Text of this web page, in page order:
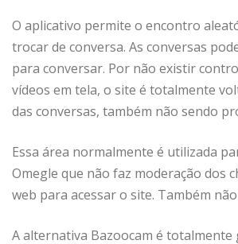
O aplicativo permite o encontro
trocar de conversa. As conversas
para conversar. Por não existir
vídeos em tela, o site é totalmente
das conversas, também não sendo
Essa área normalmente é utilizada
Omegle que não faz moderação dos
web para acessar o site. Também
A alternativa Bazoocam é